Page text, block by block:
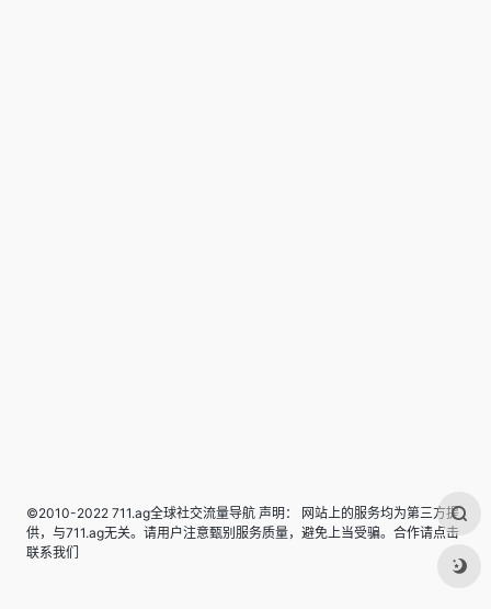
©2010-2022 711.ag全球社交流量导航 声明： 网站上的服务均为第三方提
供，与711.ag无关。请用户注意甄别服务质量，避免上当受骗。合作请点击
联系我们